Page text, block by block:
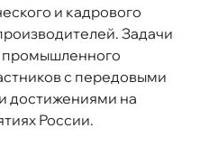
и кадрового
Задачи
промышленного
с передовыми
достижениями на
России.